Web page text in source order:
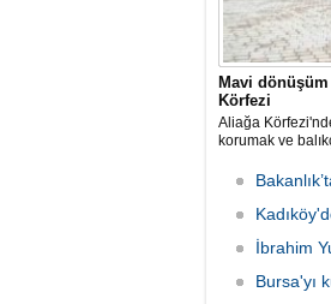
Mavi
Körfezi
Aliağa
korumak ve
İbrahim
Bursa'yı